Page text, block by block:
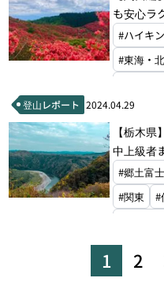
も安心ラ
#ハイキ
#東海・
#百低山
登山レポート 2024.04.29
【栃木
中上級者
#郷土富士
#関東
#
#ご当地ア
#ぐんま
1 2